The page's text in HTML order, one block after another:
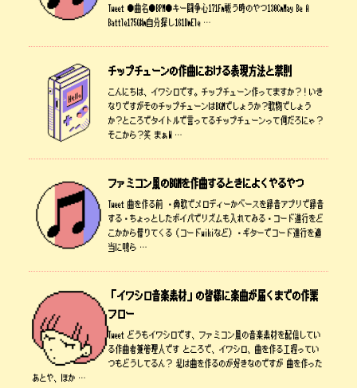
Tweet ●曲名●BPM●キー闘争心171Fm戦う時のやつ130CmMay Be A
Battle175G#m自分探し161DmEle …
チップチューンの作曲における表現方法と禁則
こんにちは、イワシロです。チップチューン作ってますか？！いき
なりですがそのチップチューンはBGMでしょうか？歌物でしょう
か？ところでタイトルで言ってるチップチューンって何だろにゃ？
そこから？笑 まぁW …
ファミコン風のBGMを作曲するときによくやるやつ
Tweet 曲を作る前 ・鼻歌でメロディーかベースを録音アプリで録音
する・ちょっとしたボイパでリズムも入れてみる・コード進行をど
こかから借りてくる（コードwikiなど）・ギターでコード進行を適
当に鳴ら …
「イワシロ音楽素材」の皆様に楽曲が届くまでの作業
フロー
Tweet どうもイワシロです、ファミコン風の音楽素材を配信してい
る作曲者兼管理人です ところで、イワシロ、曲を作る工程ってい
つもどうしてるん？ 私は曲を作るのが好きなのですが 曲を作った
あとや、ほか …